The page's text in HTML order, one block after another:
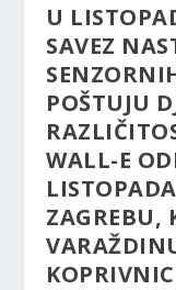
U
SAVEZ
POŠTUJU
WALL-E
ZAGREBU,